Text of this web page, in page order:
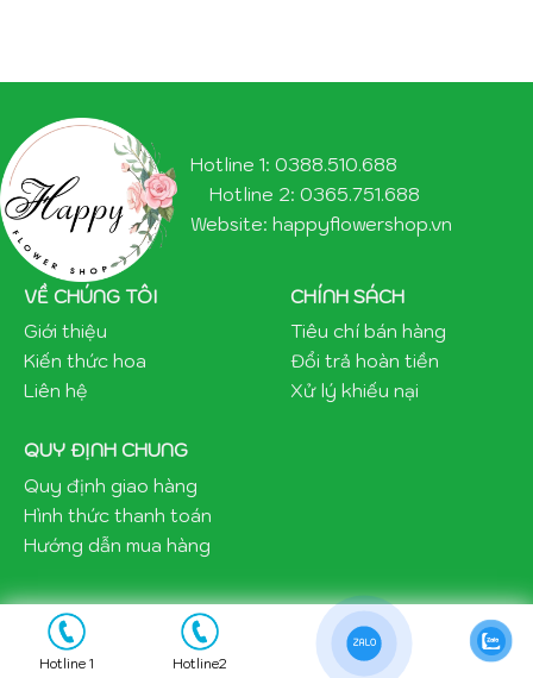
Hotline 1: 0388.510.688
Hotline 2: 0365.751.688
Website: happyflowershop.vn
VỀ CHÚNG TÔI
Giới thiệu
Kiến thức hoa
Liên hệ
CHÍNH SÁCH
Tiêu chí bán hàng
Đổi trả hoàn tiền
Xử lý khiếu nại
QUY ĐỊNH CHUNG
Quy định giao hàng
Hình thức thanh toán
Hướng dẫn mua hàng
Copyright 2021 ©happyflowershop.vn
Hotline 1 Hotline2
ZALO